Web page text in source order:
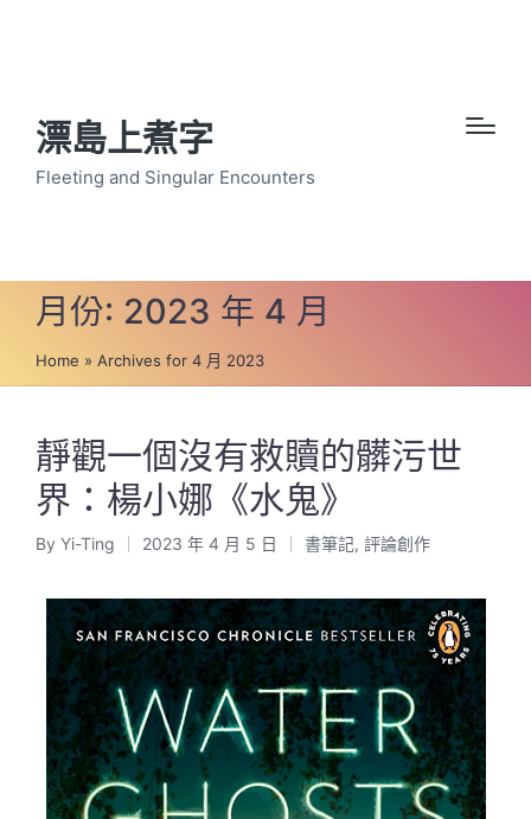
漂島上煮字
Fleeting and Singular Encounters
月份: 2023 年 4 月
Home » Archives for 4 月 2023
靜觀一個沒有救贖的髒污世
界：楊小娜《水鬼》
Posted
By Yi-Ting 2023 年 4 月 5 日
Posted
書筆記, 評論創作